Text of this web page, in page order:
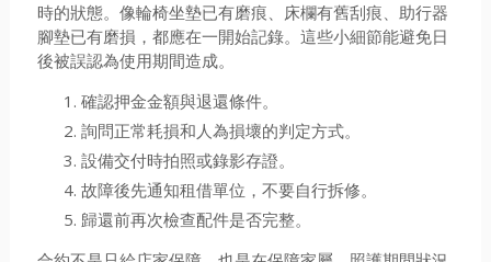
時的狀態。像輪椅坐墊已有磨痕、床欄有舊刮痕、助行器
腳墊已有磨損，都應在一開始記錄。這些小細節能避免日
後被誤認為使用期間造成。
確認押金金額與退還條件。
詢問正常耗損和人為損壞的判定方式。
設備交付時拍照或錄影存證。
故障後先通知租借單位，不要自行拆修。
歸還前再次檢查配件是否完整。